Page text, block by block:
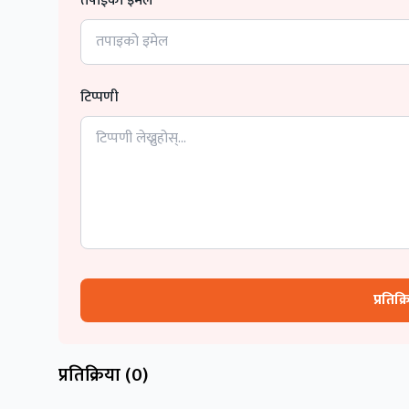
टिप्पणी
प्रतिक्रिया (0)